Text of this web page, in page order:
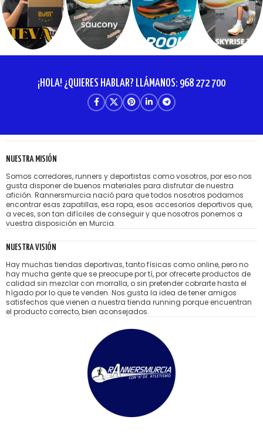
¡HOLA! ¿QUIERES HABLAR? LLÁMANOS: 968 272 700
NUESTRA MISIÓN
Somos corredores, runners y deportistas como vosotros, por eso nos
gusta disponer de buenos materiales para disfrutar de nuestra
afición. Rannersmurcia nació para que todos nosotros podamos
encontrar esas zapatillas, esa ropa, esos accesorios deportivos que,
a veces, son tan difíciles de conseguir y que nosotros ponemos a
vuestra disposición en Murcia.
NUESTRA VISIÓN
Hay muchas tiendas deportivas, tanto físicas como online, pero no
hay mucha gente que se preocupe por tí, por ofrecerte productos de
calidad sin mezclar con morralla, o sin pretender cobrarte hasta el
hígado por lo que te venden. Nos gusta la idea de tener amigos
satisfechos que vienen a nuestra tienda running porque encuentran
el producto correcto, bien aconsejados.